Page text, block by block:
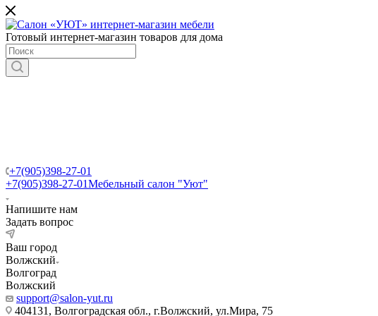
Готовый интернет-магазин товаров для дома
+7(905)398-27-01
+7(905)398-27-01Мебельный салон "Уют"
Напишите нам
Задать вопрос
Ваш город
Волжский
Волгоград
Волжский
support@salon-yut.ru
404131, Волгоградская обл., г.Волжский, ул.Мира, 75